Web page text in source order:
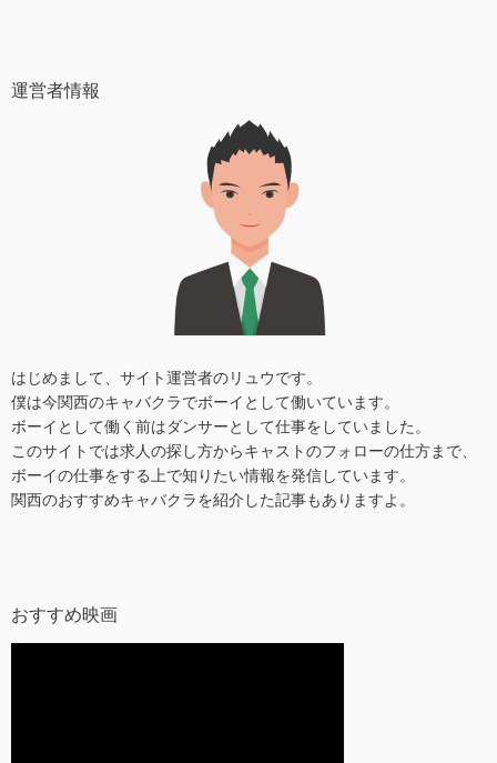
運営者情報
はじめまして、サイト運営者のリュウです。
僕は今関西のキャバクラでボーイとして働いています。
ボーイとして働く前はダンサーとして仕事をしていました。
このサイトでは求人の探し方からキャストのフォローの仕方まで、
ボーイの仕事をする上で知りたい情報を発信しています。
関西のおすすめキャバクラを紹介した記事もありますよ。
おすすめ映画